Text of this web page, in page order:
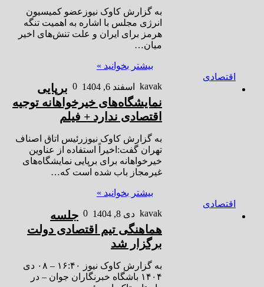
به گزارش کاوک نیوزعضو کمیسیون
انرژی مجلس با اشاره به اهمیت تنگه
هرمز برای ایران و علت تنش‌های اخیر
میان…
بیشتر بخوانید »
اقتصادی
kavak
اسفند 6, 1404 0 برپایی
نمایشگاه‌های خیرخواهانه توجیه
اقتصادی ندارد + فیلم
به گزارش کاوک نیوزرئیس اتاق اصناف
تهران گفت:اخیراً استفاده از عناوین
خیرخواهانه برای برپایی نمایشگاه‌های
غیرمجاز باب شده است که…
بیشتر بخوانید »
اقتصادی
kavak دی 8, 1404 0 جلسه
هماهنگی تیم اقتصادی دولت
برگزار شد
به گزارش کاوک نیوز ۱۶:۴۰ – ۰۸ دی
۱۴۰۴ باشگاه خبرنگاران جوان – در